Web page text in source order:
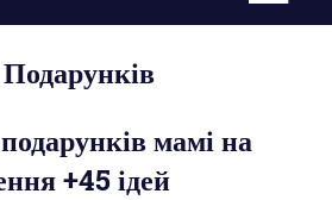
Подарунків
мамі на
+45 ідей